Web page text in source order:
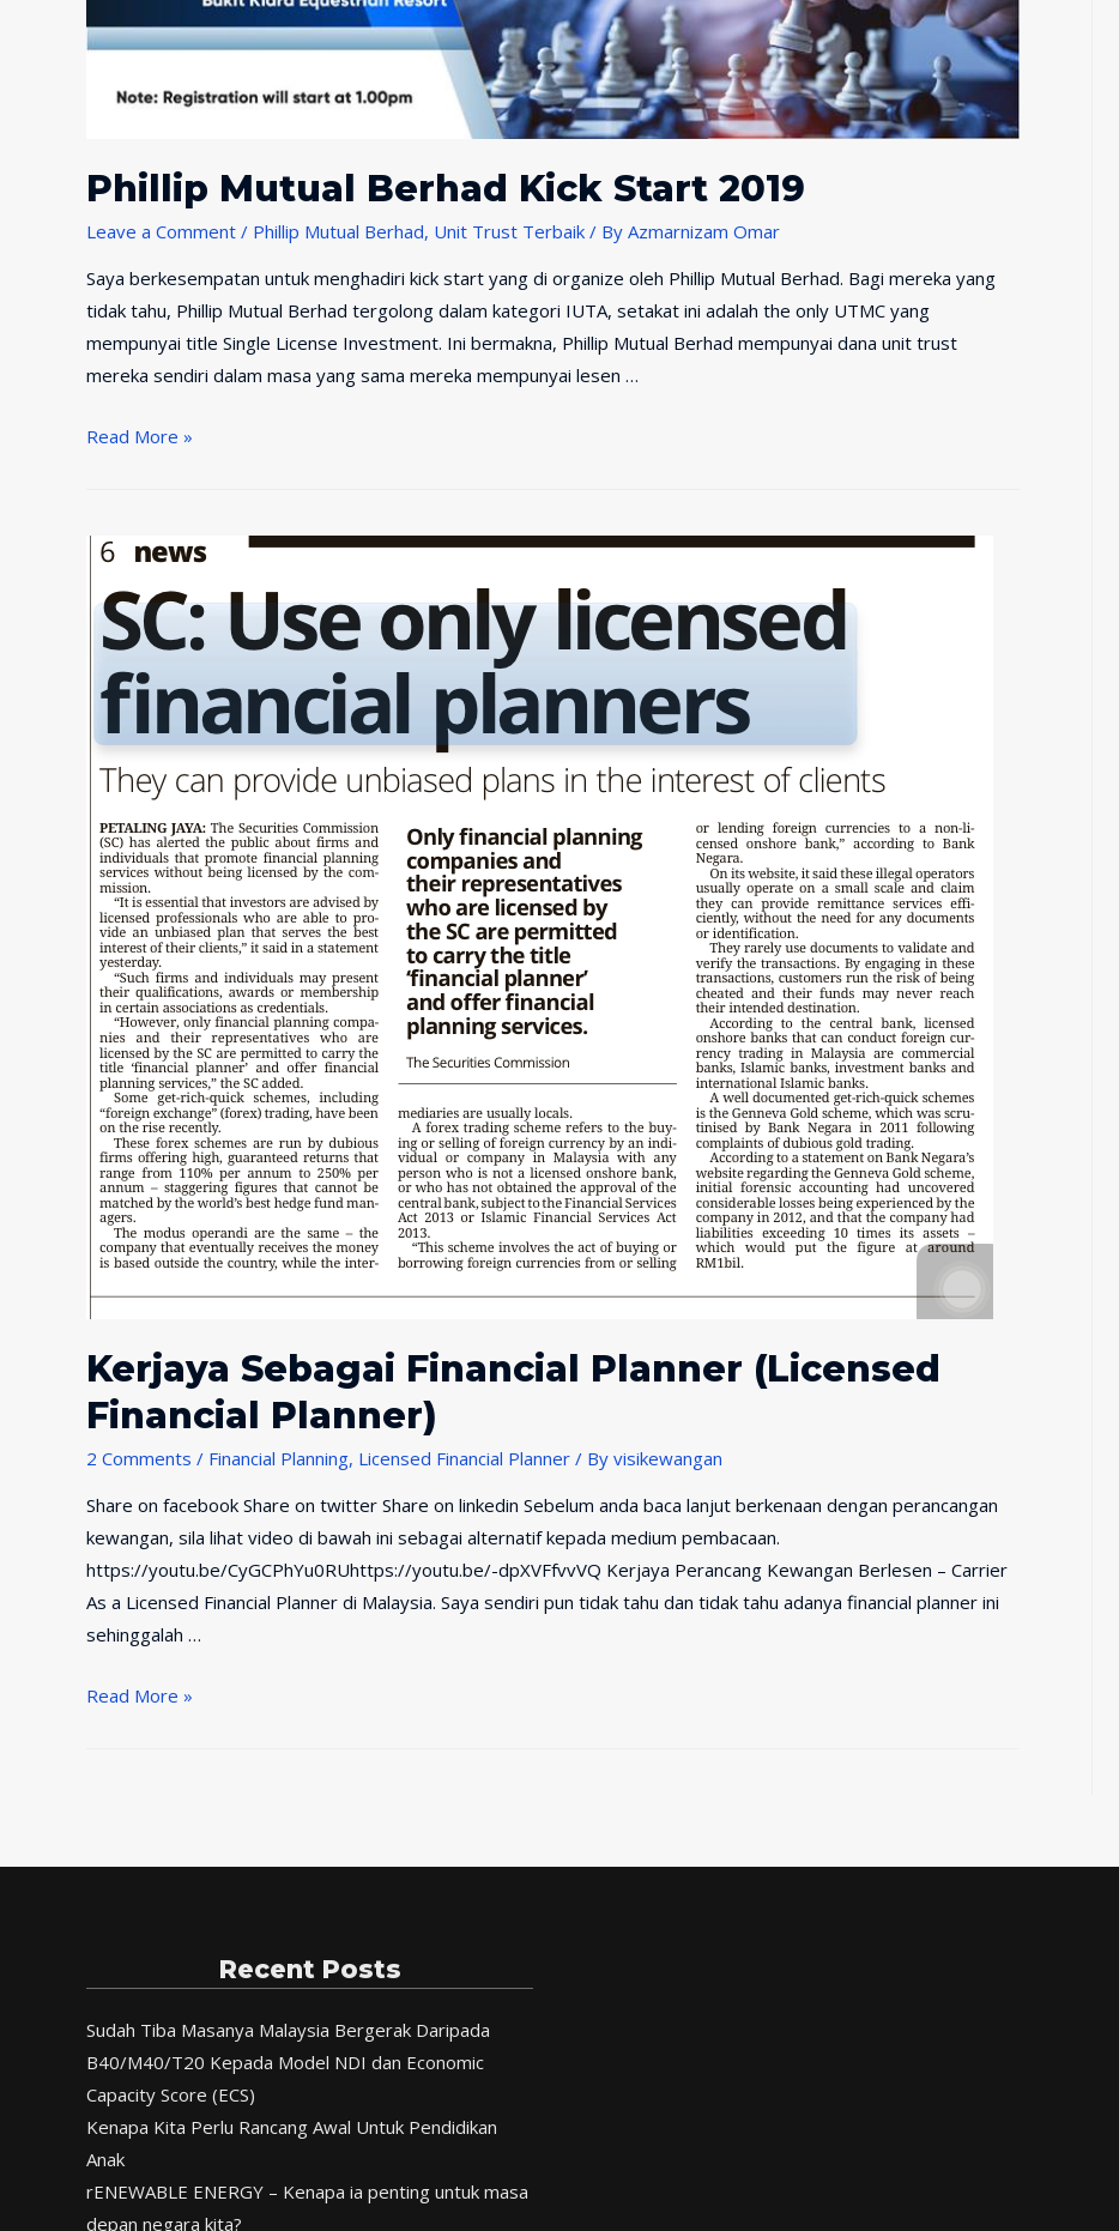
Negara
Phillip Mutual Berhad Kick Start 2019
Leave a Comment / Phillip Mutual Berhad, Unit Trust Terbaik / By Azmarnizam Omar
Saya berkesempatan untuk menghadiri kick start yang di organize oleh Phillip Mutual Berhad. Bagi mereka yang
tidak tahu, Phillip Mutual Berhad tergolong dalam kategori IUTA, setakat ini adalah the only UTMC yang
mempunyai title Single License Investment. Ini bermakna, Phillip Mutual Berhad mempunyai dana unit trust
mereka sendiri dalam masa yang sama mereka mempunyai lesen …
Phillip
Kick
Start
2019
Read More »
Kerjaya Sebagai Financial Planner (Licensed
Financial Planner)
2 Comments / Financial Planning, Licensed Financial Planner / By visikewangan
Share on facebook Share on twitter Share on linkedin Sebelum anda baca lanjut berkenaan dengan perancangan
kewangan, sila lihat video di bawah ini sebagai alternatif kepada medium pembacaan.
https://youtu.be/CyGCPhYu0RUhttps://youtu.be/-dpXVFfvvVQ Kerjaya Perancang Kewangan Berlesen – Carrier
As a Licensed Financial Planner di Malaysia. Saya sendiri pun tidak tahu dan tidak tahu adanya financial planner ini
sehinggalah …
Kerjaya
Read More »
Recent Posts
Sudah Tiba Masanya Malaysia Bergerak Daripada
B40/M40/T20 Kepada Model NDI dan Economic
Capacity Score (ECS)
Kenapa Kita Perlu Rancang Awal Untuk Pendidikan
Anak
rENEWABLE ENERGY – Kenapa ia penting untuk masa
depan negara kita?